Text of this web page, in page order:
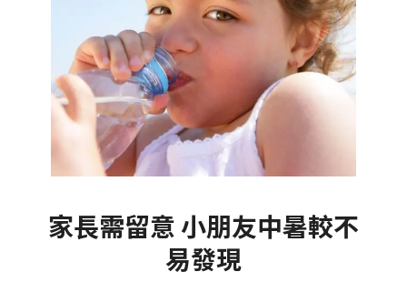
家長需留意 小朋友中暑較不
易發現